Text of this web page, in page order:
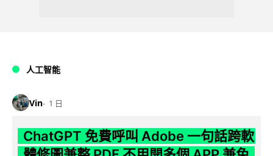
人工智能
Vin 1 日
ChatGPT 免費呼叫 Adobe 一句話跨軟